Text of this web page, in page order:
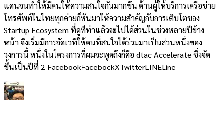
แดนจนทำให้มีคนให้ความสนใจกันมากขึ้น ด้านผู้ให้บริการเครือข่าย
โทรศัพท์ในไทยทุกค่ายก็หันมาให้ความสำคัญกับการเติบโตของ
Startup Ecosystem ที่ดูทีท่าแล้วจะไปได้ส่วนในช่วงหลายปีข้าง
หน้า จึงเริ่มมีการจัดเวทีให้คนที่สนใจได้ร่วมมาเป็นส่วนหนึ่งของ
วงการนี้ หนึ่งในโครงการที่ผมจะพูดถึงก็คือ dtac Accelerate ซึ่งจัด
ขึ้นเป็นปีที่ 2 FacebookFacebookXTwitterLINELine